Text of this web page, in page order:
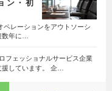
ン・初
ペレーションをアウトソーシ
年に…
フェッショナルサービス企業
しています。 企…